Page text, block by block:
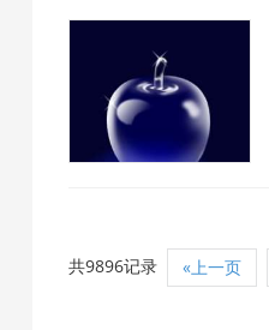
共9896记录 «上一页